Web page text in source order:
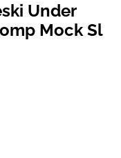
Under
Mock Sl